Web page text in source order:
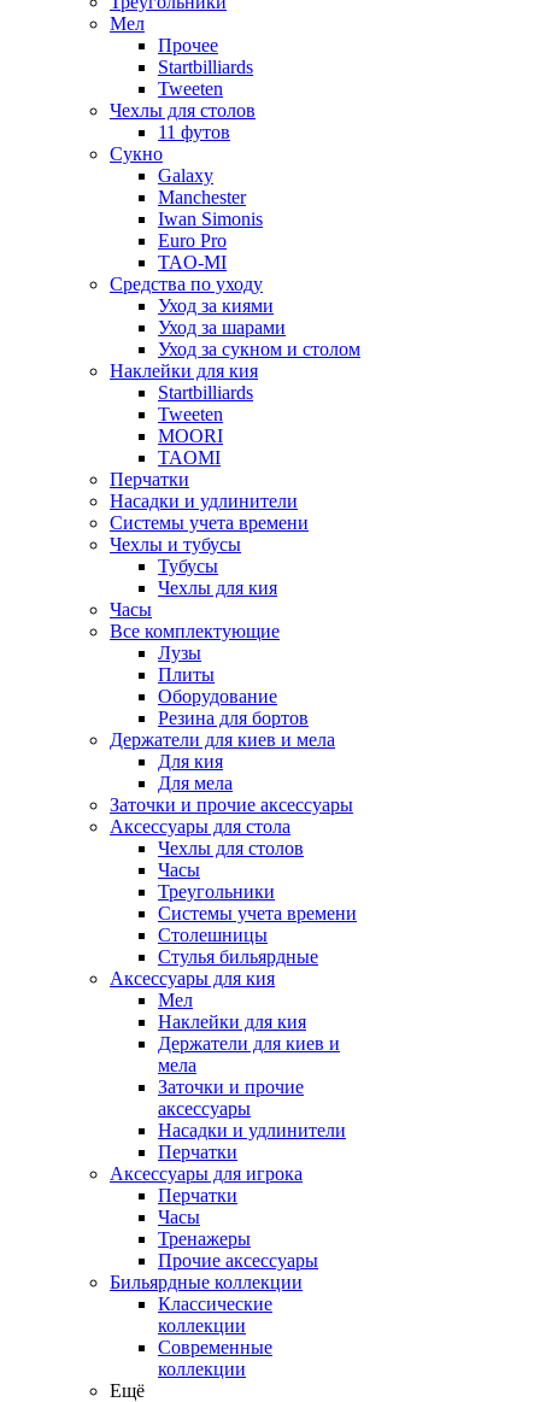
Мел
Прочее
Startbilliards
Tweeten
Чехлы для столов
11 футов
Сукно
Galaxy
Manchester
Iwan Simonis
Euro Pro
TAO-MI
Средства по уходу
Уход за киями
Уход за шарами
Уход за сукном и столом
Наклейки для кия
Startbilliards
Tweeten
MOORI
TAOMI
Перчатки
Насадки и удлинители
Системы учета времени
Чехлы и тубусы
Тубусы
Чехлы для кия
Часы
Все комплектующие
Лузы
Плиты
Оборудование
Резина для бортов
Держатели для киев и мела
Для кия
Для мела
Заточки и прочие аксессуары
Аксессуары для стола
Чехлы для столов
Часы
Треугольники
Системы учета времени
Столешницы
Стулья бильярдные
Аксессуары для кия
Мел
Наклейки для кия
Держатели для киев и
мела
Заточки и прочие
аксессуары
Насадки и удлинители
Перчатки
Аксессуары для игрока
Перчатки
Часы
Тренажеры
Прочие аксессуары
Бильярдные коллекции
Классические
коллекции
Современные
коллекции
Ещё